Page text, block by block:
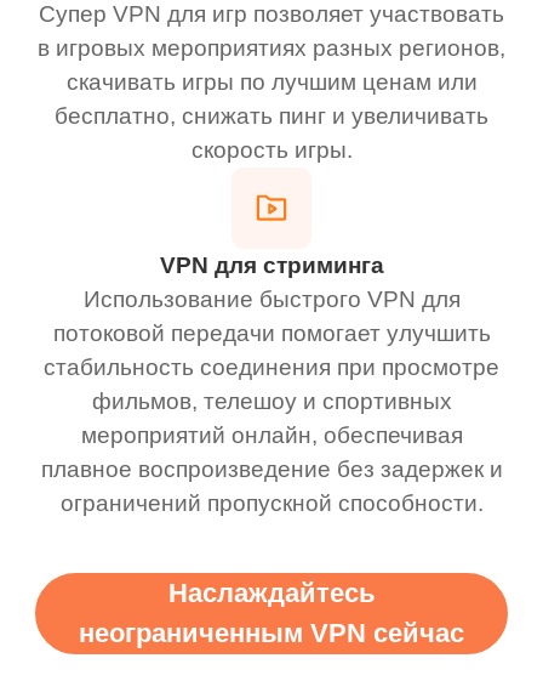
Супер VPN для игр позволяет участвовать
в игровых мероприятиях разных регионов,
скачивать игры по лучшим ценам или
бесплатно, снижать пинг и увеличивать
скорость игры.
VPN для стриминга
Использование быстрого VPN для
потоковой передачи помогает улучшить
стабильность соединения при просмотре
фильмов, телешоу и спортивных
мероприятий онлайн, обеспечивая
плавное воспроизведение без задержек и
ограничений пропускной способности.
Наслаждайтесь
неограниченным VPN сейчас